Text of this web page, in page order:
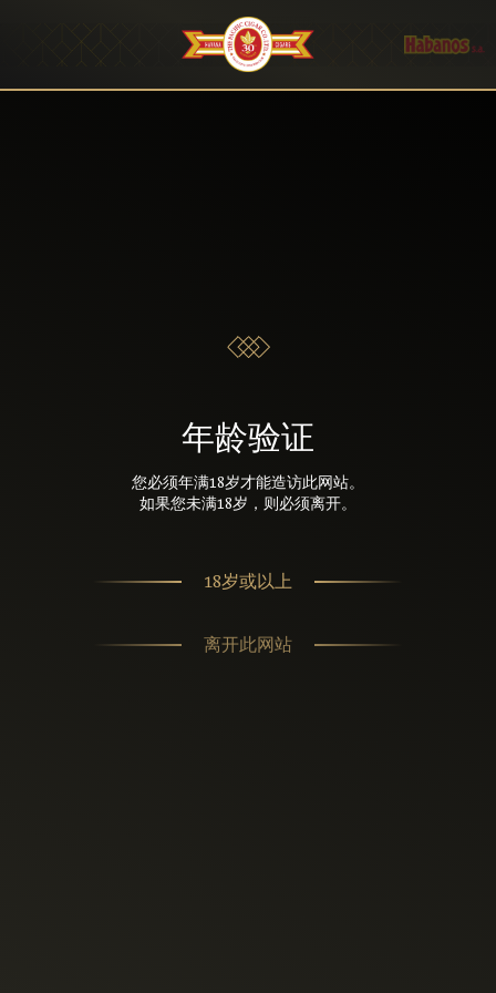
年龄验证
您必须年满18岁才能造访此网站。
如果您未满18岁，则必须离开。
离开此网站
18岁或以上